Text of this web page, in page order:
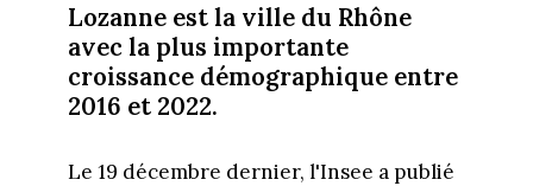
Lozanne est la ville du Rhône
avec la plus importante
croissance démographique entre
2016 et 2022.
Le 19 décembre dernier, l'Insee a publié